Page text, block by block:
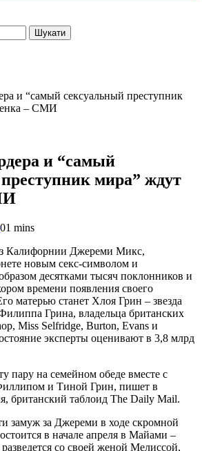
и “самый сексуальный преступник
– СМИ
и “самый
мира” ждут
01 mins
Калифорнии Джереми Микс,
новым секс-символом и
десятками тысяч поклонников и
времени появления своего
матерью станет Хлоя Грин – звезда
Грина, владельца британских
Miss Selfridge, Burton, Evans и
эксперты оценивают в 3,8 млрд
пару на семейном обеде вместе с
и Тиной Грин, пишет в
британский таблоид The Daily Mail.
замуж за Джереми в ходе скромной
в начале апреля в Майами –
со своей женой Мелиссой,